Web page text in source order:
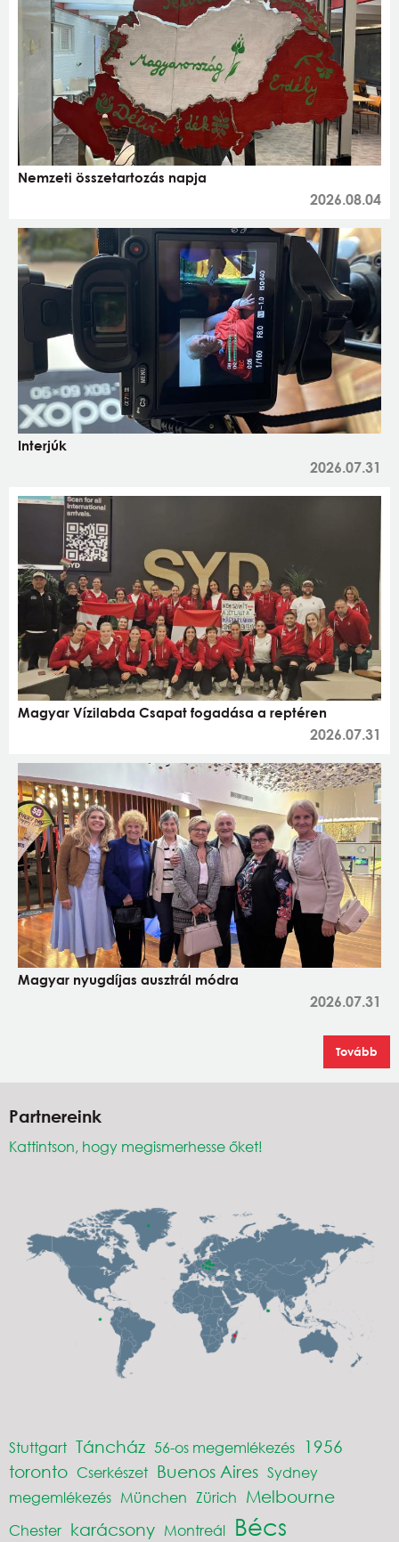
Nemzeti összetartozás napja
2026.08.04
Interjúk
2026.07.31
Magyar Vízilabda Csapat fogadása a reptéren
2026.07.31
Magyar nyugdíjas ausztrál módra
2026.07.31
Tovább
Partnereink
Kattintson, hogy megismerhesse őket!
Stuttgart Táncház 56-os megemlékezés
1956
toronto Cserkészet Buenos Aires Sydney
megemlékezés München Zürich Melbourne
Chester karácsony Montreál Bécs